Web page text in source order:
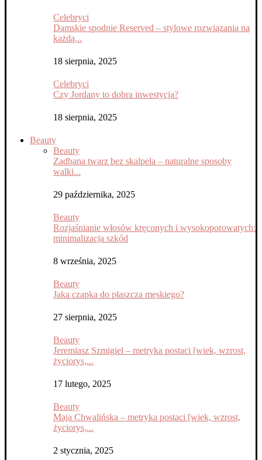
Celebryci
Damskie spodnie Reserved – stylowe rozwiązania na
każdą...
18 sierpnia, 2025
Celebryci
Czy Jordany to dobra inwestycja?
18 sierpnia, 2025
Beauty
Beauty
Zadbana twarz bez skalpela – naturalne sposoby
walki...
29 października, 2025
Beauty
Rozjaśnianie włosów kręconych i wysokoporowatych:
minimalizacja szkód
8 września, 2025
Beauty
Jaka czapka do płaszcza męskiego?
27 sierpnia, 2025
Beauty
Jeremiasz Szmigiel – metryka postaci [wiek, wzrost,
życiorys,...
17 lutego, 2025
Beauty
Maja Chwalińska – metryka postaci [wiek, wzrost,
życiorys,...
2 stycznia, 2025